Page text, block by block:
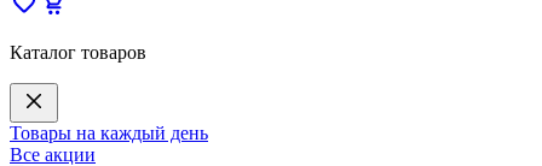
Каталог товаров
Товары на каждый день
Все акции